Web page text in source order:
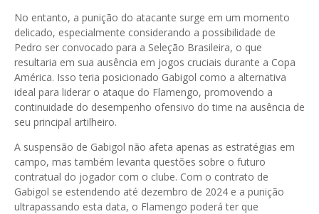
No entanto, a punição do atacante surge em um momento
delicado, especialmente considerando a possibilidade de
Pedro ser convocado para a Seleção Brasileira, o que
resultaria em sua ausência em jogos cruciais durante a Copa
América. Isso teria posicionado Gabigol como a alternativa
ideal para liderar o ataque do Flamengo, promovendo a
continuidade do desempenho ofensivo do time na ausência de
seu principal artilheiro.
A suspensão de Gabigol não afeta apenas as estratégias em
campo, mas também levanta questões sobre o futuro
contratual do jogador com o clube. Com o contrato de
Gabigol se estendendo até dezembro de 2024 e a punição
ultrapassando esta data, o Flamengo poderá ter que